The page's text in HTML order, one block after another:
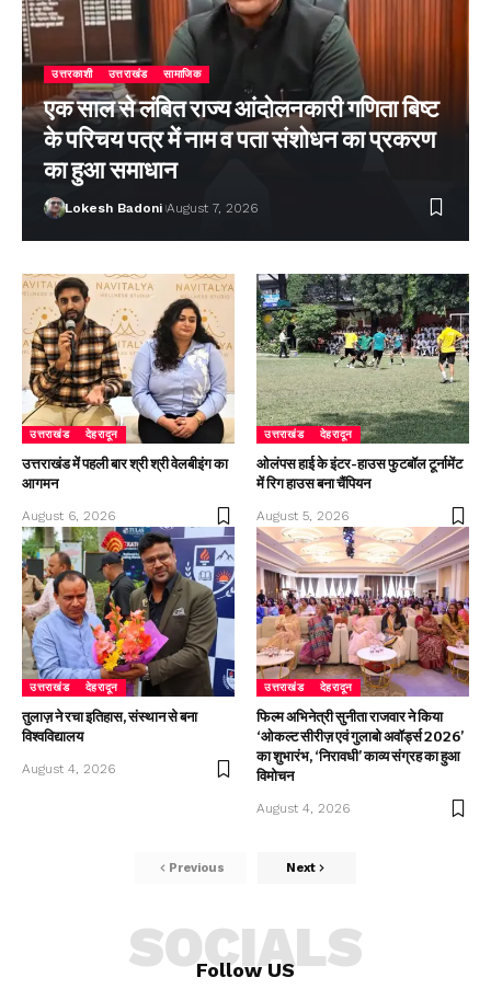
उत्तरकाशी उत्तराखंड सामाजिक
एक साल से लंबित राज्य आंदोलनकारी गणिता बिष्ट
के परिचय पत्र में नाम व पता संशोधन का प्रकरण
का हुआ समाधान
Lokesh Badoni August 7, 2026
उत्तराखंड देहरादून
उत्तराखंड में पहली बार श्री श्री वेलबीइंग का
आगमन
August 6, 2026
उत्तराखंड देहरादून
ओलंपस हाई के इंटर-हाउस फुटबॉल टूर्नामेंट
में रिग हाउस बना चैंपियन
August 5, 2026
उत्तराखंड देहरादून
तुलाज़ ने रचा इतिहास, संस्थान से बना
विश्वविद्यालय
August 4, 2026
उत्तराखंड देहरादून
फिल्म अभिनेत्री सुनीता राजवार ने किया
‘ओकल्ट सीरीज़ एवं गुलाबो अवॉर्ड्स 2026’
का शुभारंभ, ‘निरावधी’ काव्य संग्रह का हुआ
विमोचन
August 4, 2026
Previous Next
Follow US
SOCIALS